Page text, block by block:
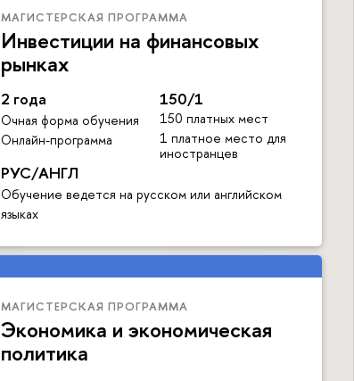
МАГИСТЕРСКАЯ ПРОГРАММА
Инвестиции на финансовых
рынках
2 года
Очная форма обучения
Онлайн-программа
150/1
150 платных мест
1 платное место для
иностранцев
РУС/АНГЛ
Обучение ведется на русском или английском
языках
МАГИСТЕРСКАЯ ПРОГРАММА
Экономика и экономическая
политика